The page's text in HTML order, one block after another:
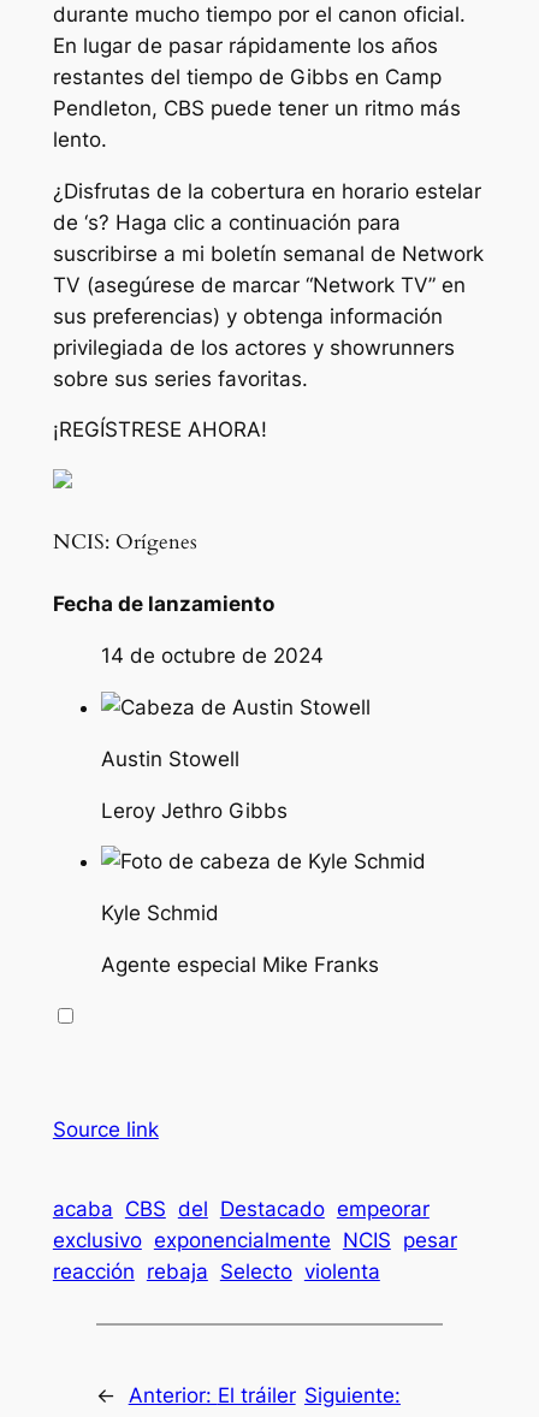
durante mucho tiempo por el canon oficial.
En lugar de pasar rápidamente los años
restantes del tiempo de Gibbs en Camp
Pendleton, CBS puede tener un ritmo más
lento.
¿Disfrutas de la cobertura en horario estelar
de ‘s? Haga clic a continuación para
suscribirse a mi boletín semanal de Network
TV (asegúrese de marcar “Network TV” en
sus preferencias) y obtenga información
privilegiada de los actores y showrunners
sobre sus series favoritas.
¡REGÍSTRESE AHORA!
NCIS: Orígenes
Fecha de lanzamiento
14 de octubre de 2024
Austin Stowell
Leroy Jethro Gibbs
Kyle Schmid
Agente especial Mike Franks
Source link
acaba CBS del Destacado empeorar
exclusivo exponencialmente NCIS pesar
reacción rebaja Selecto violenta
← Anterior: El tráiler Siguiente: